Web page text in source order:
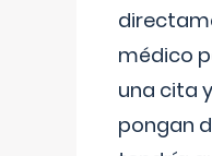
médico
una cita
pongan